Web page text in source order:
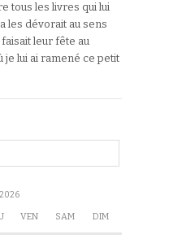
tous les livres qui lui
les dévorait au sens
leur fête au
je lui ai ramené ce petit
VEN SAM DIM